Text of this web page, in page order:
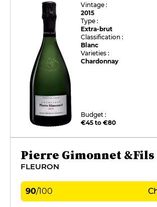
Vintage :
2015
Type :
Extra-brut
Classification :
Blanc
Varieties :
Chardonnay
Budget :
€45 to €80
Pierre Gimonnet &Fils
FLEURON
90/100